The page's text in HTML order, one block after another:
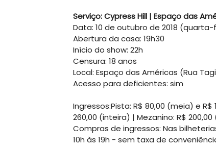
Serviço: Cypress Hill | Espaço das
Data: 10 de outubro de 2018
Abertura da casa: 19h30
Início do show: 22h
Censura: 18 anos
Local: Espaço das Américas (Rua
Acesso para deficientes: sim
Ingressos:Pista: R$ 80,00 (meia) e
260,00 (inteira) | Mezanino: R$
Compras de ingressos: Nas
10h às 19h - sem taxa de